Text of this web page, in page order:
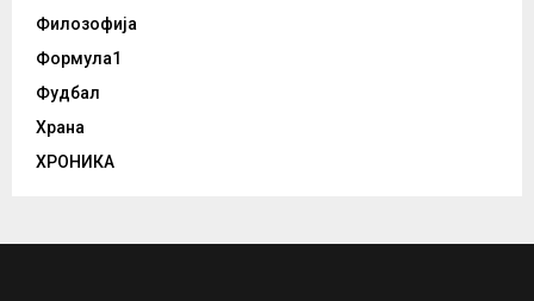
Филозофија
Формула1
Фудбал
Храна
ХРОНИКА